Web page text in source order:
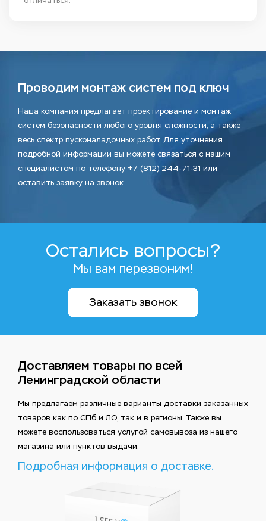
Проводим монтаж систем под ключ
Наша компания предлагает проектирование и монтаж
систем безопасности любого уровня сложности, а также
весь спектр пусконаладочных работ. Для уточнения
подробной информации вы можете связаться с нашим
специалистом по телефону +7 (812) 244-71-31 или
оставить заявку на звонок.
Остались вопросы?
Мы вам перезвоним!
Заказать звонок
Доставляем товары по всей
Ленинградской области
Мы предлагаем различные варианты доставки заказанных
товаров как по СПб и ЛО, так и в регионы. Также вы
можете воспользоваться услугой самовывоза из нашего
магазина или пунктов выдачи.
Подробная информация о доставке.